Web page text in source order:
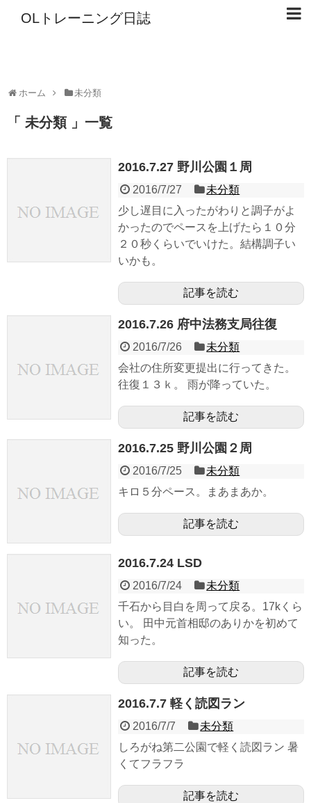
OLトレーニング日誌
ホーム 未分類
「 未分類 」一覧
2016.7.27 野川公園１周
2016/7/27
未分類
少し遅目に入ったがわりと調子がよ
かったのでペースを上げたら１０分
２０秒くらいでいけた。結構調子い
いかも。
記事を読む
2016.7.26 府中法務支局往復
2016/7/26
未分類
会社の住所変更提出に行ってきた。
往復１３ｋ。 雨が降っていた。
記事を読む
2016.7.25 野川公園２周
2016/7/25
未分類
キロ５分ペース。まあまあか。
記事を読む
2016.7.24 LSD
2016/7/24
未分類
千石から目白を周って戻る。17kくら
い。 田中元首相邸のありかを初めて
知った。
記事を読む
2016.7.7 軽く読図ラン
2016/7/7
未分類
しろがね第二公園で軽く読図ラン 暑
くてフラフラ
記事を読む